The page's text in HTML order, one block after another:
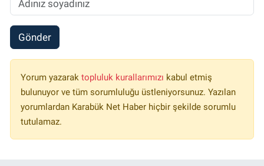
Gönder
Yorum yazarak topluluk kurallarımızı kabul etmiş
bulunuyor ve tüm sorumluluğu üstleniyorsunuz. Yazılan
yorumlardan Karabük Net Haber hiçbir şekilde sorumlu
tutulamaz.